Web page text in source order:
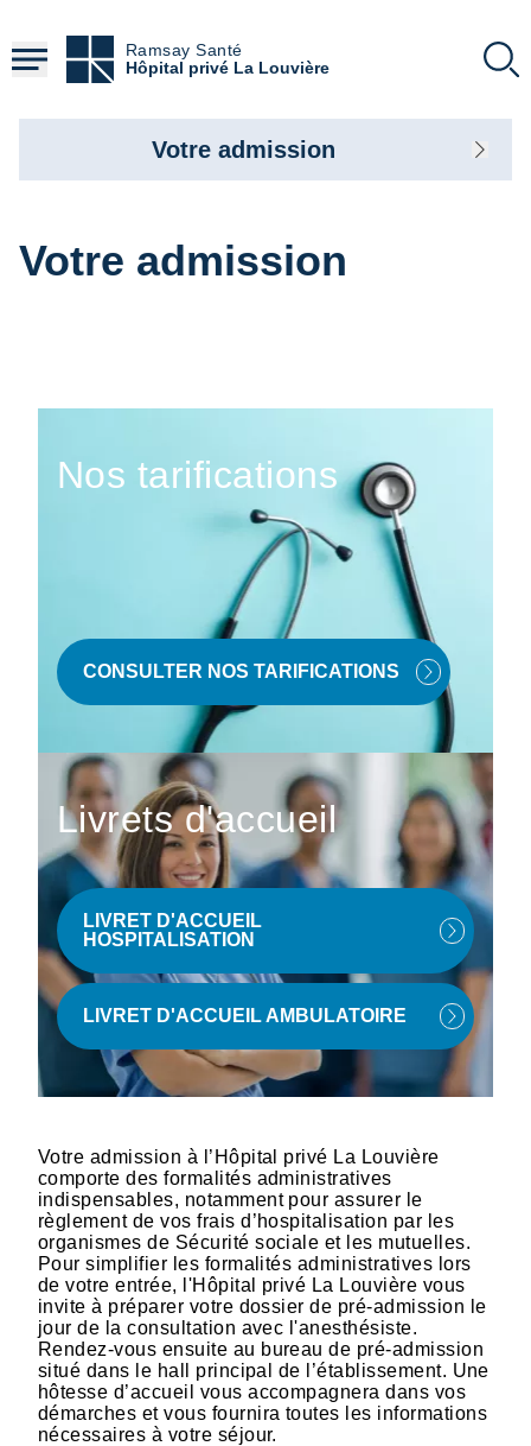
contenu
principal
Ramsay Santé
Hôpital privé La Louvière
Votre admission
Nos tarifications
CONSULTER NOS TARIFICATIONS
Livrets d'accueil
LIVRET D'ACCUEIL
HOSPITALISATION
LIVRET D'ACCUEIL AMBULATOIRE
Votre admission à l’Hôpital privé La Louvière
comporte des formalités administratives
indispensables, notamment pour assurer le
règlement de vos frais d’hospitalisation par les
organismes de Sécurité sociale et les mutuelles.
Pour simplifier les formalités administratives lors
de votre entrée, l'Hôpital privé La Louvière vous
invite à préparer votre dossier de pré-admission le
jour de la consultation avec l'anesthésiste.
Rendez-vous ensuite au bureau de pré-admission
situé dans le hall principal de l’établissement. Une
hôtesse d’accueil vous accompagnera dans vos
démarches et vous fournira toutes les informations
nécessaires à votre séjour.
Votre admission